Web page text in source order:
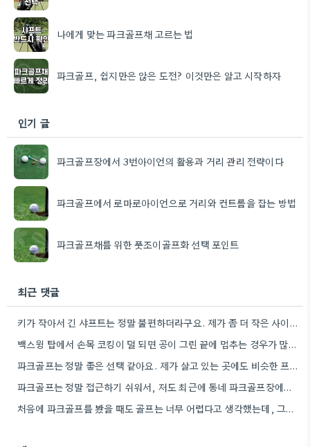
나에게 맞는 파크골프채 고르는 법
파크골프, 쉽지만은 않은 도전? 이것만은 알고 시작하자
인기 글
파크골프장에서 3번아이언의 활용과 거리 관리 전략이다
파크골프에서 로마로아이언으로 거리와 컨트롤을 잡는 방법
파크골프채를 위한 풋조이골프화 선택 포인트
최근 댓글
키가 작아서 긴 샤프트는 정말 불편하더라구요. 제가 좀 더 작은 사이즈를 찾아봐야겠어요.
백스윙 탑에서 손목 코킹이 덜 되면 공이 그린 끝에 멈추는 경우가 많더라고요. 숏게임의 핵심은 정확한…
파크골프는 정말 좋은 선택 같아요. 제가 살고 있는 곳에도 비슷한 프로그램이 있으면 좋겠어요.
파크골프는 정말 접근하기 쉬워서, 저도 최근에 동네 파크골프장에서 한 번 해봤어요. 처음에는 좀 어색했지만, 다들…
처음에 파크골프를 봤을 때도 골프는 너무 어렵다고 생각했는데, 그렇게 접근하기 쉬운 운동이 있었다니 신기하네요.